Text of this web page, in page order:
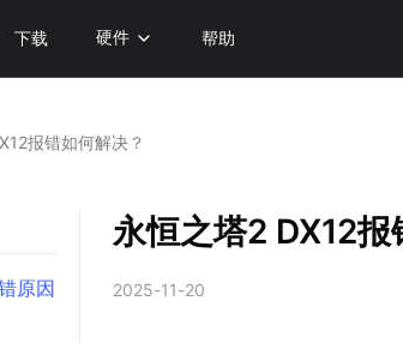
下载 硬件 帮助
报错如何解决？
原因
永恒之塔2 DX12报
2025-11-20